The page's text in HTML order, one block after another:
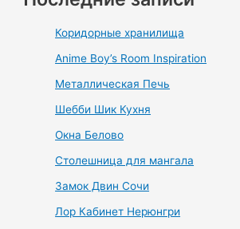
Коридорные хранилища
Anime Boy’s Room Inspiration
Металлическая Печь
Шебби Шик Кухня
Окна Белово
Столешница для мангала
Замок Двин Сочи
Лор Кабинет Нерюнгри